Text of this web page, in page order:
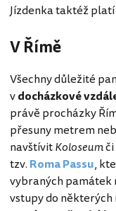
Jízdenka taktéž
V Římě
Všechny důležité
vdocházkové
právě procházky
přesuny metrem
navštívitKoloseumči
tzv. Roma Passu,
vybraných památek
vstupy do